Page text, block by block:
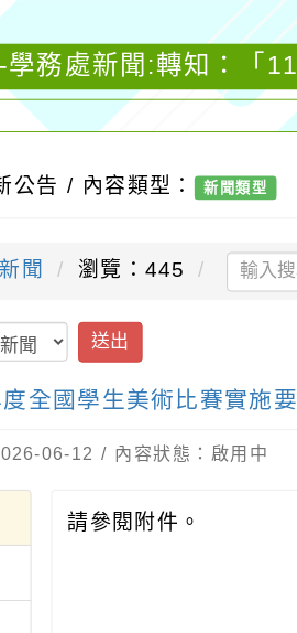
學務處新聞:轉知：「
公告 / 內容類型： 新聞類型
聞 瀏覽：445
送出
全國學生美術比賽實施要
06-12 / 內容狀態：啟用中
請參閱附件。